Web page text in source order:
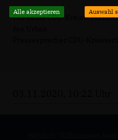
Für beide CDU-Kreisverbände:
Alle akzeptieren Auswahl